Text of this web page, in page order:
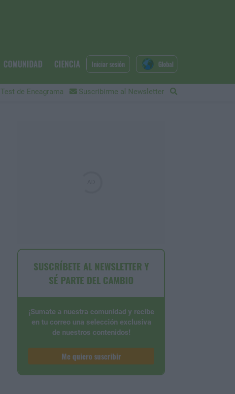
COMUNIDAD CIENCIA
Test de Eneagrama Suscribirme al Newsletter
Iniciar sesión Global
SUSCRÍBETE AL NEWSLETTER Y
SÉ PARTE DEL CAMBIO
¡Sumate a nuestra comunidad y recibe
en tu correo una selección exclusiva
de nuestros contenidos!
Me quiero suscribir